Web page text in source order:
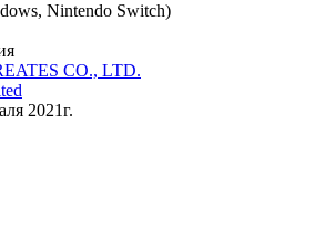
Nintendo Switch)
CO., LTD.
2021г.